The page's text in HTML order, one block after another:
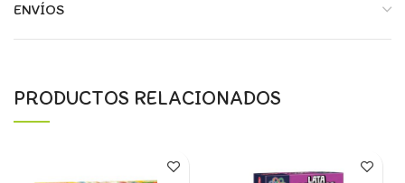
ENVÍOS
PRODUCTOS RELACIONADOS